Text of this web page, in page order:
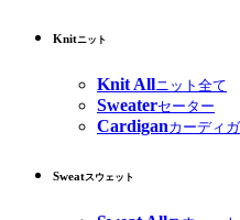
Knitニット
Knit Allニット全て
Sweaterセーター
Cardiganカーディ
Sweatスウェット